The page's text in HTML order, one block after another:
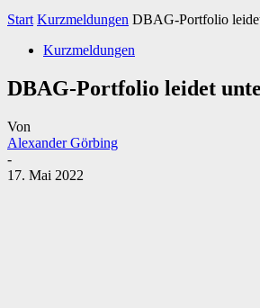
Start Kurzmeldungen DBAG-Portfolio
Kurzmeldungen
DBAG-Portfolio leidet
Von
Alexander Görbing
-
17. Mai 2022